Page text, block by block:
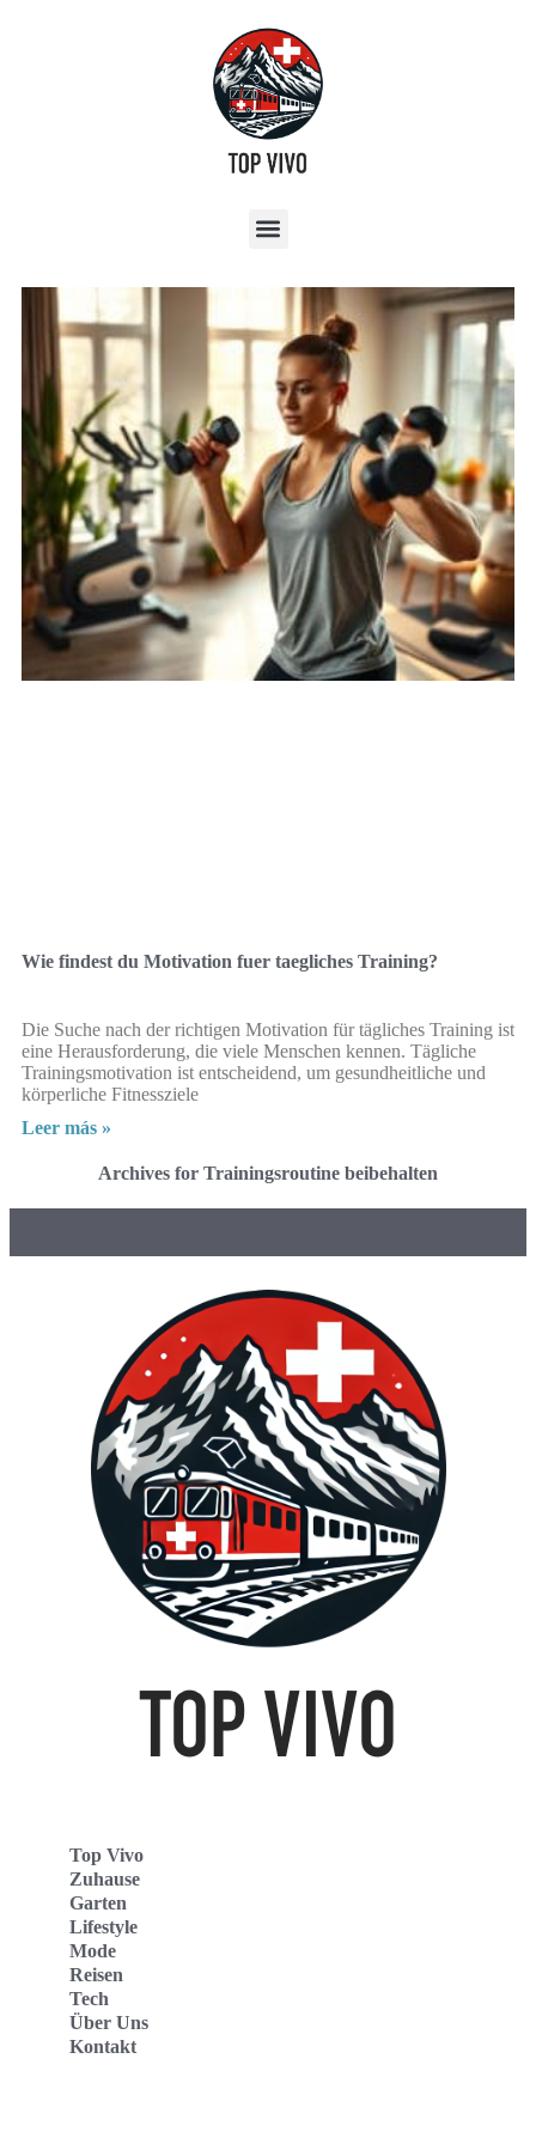
Wie findest du Motivation fuer taegliches Training?
Die Suche nach der richtigen Motivation für tägliches Training ist
eine Herausforderung, die viele Menschen kennen. Tägliche
Trainingsmotivation ist entscheidend, um gesundheitliche und
körperliche Fitnessziele
Leer más »
Archives for Trainingsroutine beibehalten
Top Vivo
Zuhause
Garten
Lifestyle
Mode
Reisen
Tech
Über Uns
Kontakt